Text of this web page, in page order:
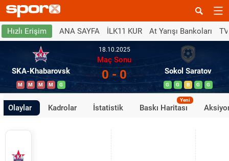
Hızlı Erişim ANA SAYFA İLK11 KUR At Yarışı Bankoları
SKA-Khabarovsk
M M M M G
18.10.2025
Maç Sonu
0 - 0 Sokol Saratov
G G B G G
Olaylar Kadrolar İstatistik Baskı Haritası
Yeni